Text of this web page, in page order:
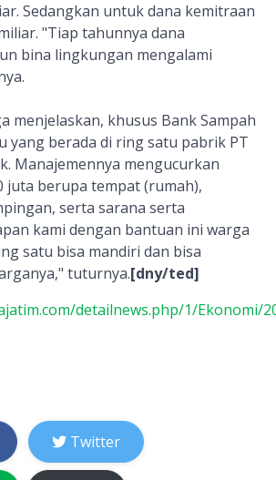
Sedangkan untuk dana kemitraan
"Tiap tahunnya dana
bina lingkungan mengalami
menjelaskan, khusus Bank Sampah
yang berada di ring satu pabrik PT
Manajemennya mengucurkan
juta berupa tempat (rumah),
serta sarana serta
kami dengan bantuan ini warga
satu bisa mandiri dan bisa
tuturnya.[dny/ted]
detailnews.php/1/Ekonomi/
Twitter